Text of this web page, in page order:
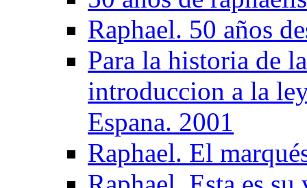
Raphael. 50 años
Para la historia de
introduccion a la
Espana. 2001
Raphael. El